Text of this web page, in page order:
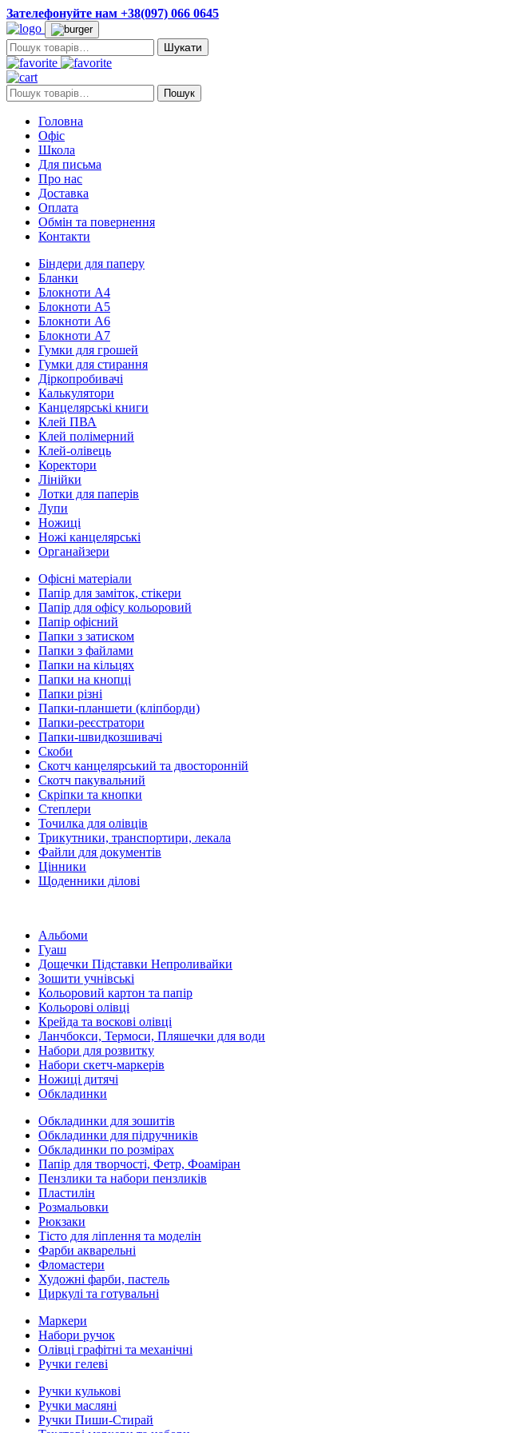
Зателефонуйте нам +38(097) 066 0645
Пошук:
Пошук: Пошук
Головна
Офіс
Школа
Для письма
Про нас
Доставка
Оплата
Обмін та повернення
Контакти
Біндери для паперу
Бланки
Блокноти А4
Блокноти А5
Блокноти А6
Блокноти А7
Гумки для грошей
Гумки для стирання
Діркопробивачі
Калькулятори
Канцелярські книги
Клей ПВА
Клей полімерний
Клей-олівець
Коректори
Лінійки
Лотки для паперів
Лупи
Ножиці
Ножі канцелярські
Органайзери
Офісні матеріали
Папір для заміток, стікери
Папір для офісу кольоровий
Папір офісний
Папки з затиском
Папки з файлами
Папки на кільцях
Папки на кнопці
Папки різні
Папки-планшети (кліпборди)
Папки-реєстратори
Папки-швидкозшивачі
Скоби
Скотч канцелярський та двосторонній
Скотч пакувальний
Скріпки та кнопки
Степлери
Точилка для олівців
Трикутники, транспортири, лекала
Файли для документів
Цінники
Щоденники ділові
Альбоми
Гуаш
Дощечки Підставки Непроливайки
Зошити учнівські
Кольоровий картон та папір
Кольорові олівці
Крейда та воскові олівці
Ланчбокси, Термоси, Пляшечки для води
Набори для розвитку
Набори скетч-маркерів
Ножиці дитячі
Обкладинки
Обкладинки для зошитів
Обкладинки для підручників
Обкладинки по розмірах
Папір для творчості, Фетр, Фоаміран
Пензлики та набори пензликів
Пластилін
Розмальовки
Рюкзаки
Тісто для ліплення та моделін
Фарби акварельні
Фломастери
Художні фарби, пастель
Циркулі та готувальні
Маркери
Набори ручок
Олівці графітні та механічні
Ручки гелеві
Ручки кулькові
Ручки масляні
Ручки Пиши-Стирай